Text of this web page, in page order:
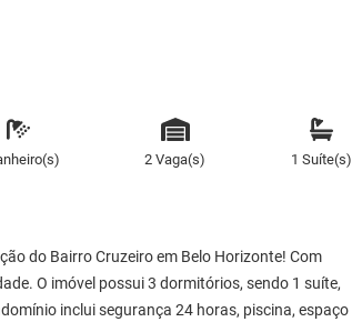
2 Vaga(s) 1 Suíte(s)
do Bairro Cruzeiro em Belo Horizonte! Com
O imóvel possui 3 dormitórios, sendo 1 suíte,
inclui segurança 24 horas, piscina, espaço